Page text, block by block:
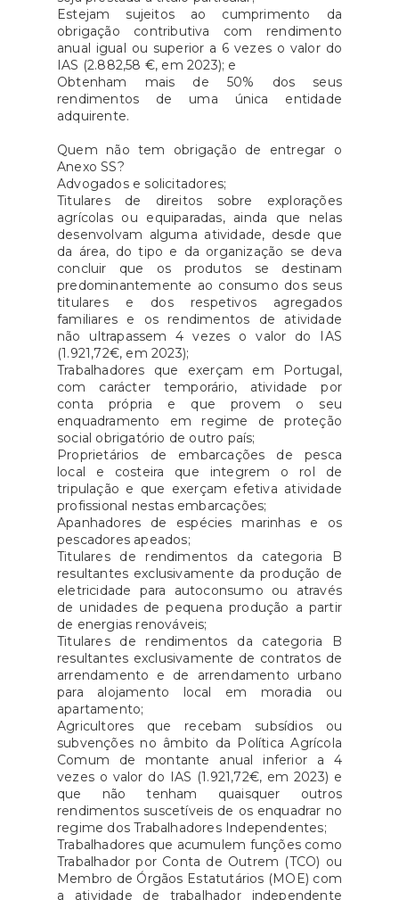
Estejam sujeitos ao cumprimento da
obrigação contributiva com rendimento
anual igual ou superior a 6 vezes o valor do
IAS (2.882,58 €, em 2023); e
Obtenham mais de 50% dos seus
rendimentos de uma única entidade
adquirente.
Quem não tem obrigação de entregar o
Anexo SS?
Advogados e solicitadores;
Titulares de direitos sobre explorações
agrícolas ou equiparadas, ainda que nelas
desenvolvam alguma atividade, desde que
da área, do tipo e da organização se deva
concluir que os produtos se destinam
predominantemente ao consumo dos seus
titulares e dos respetivos agregados
familiares e os rendimentos de atividade
não ultrapassem 4 vezes o valor do IAS
(1.921,72€, em 2023);
Trabalhadores que exerçam em Portugal,
com carácter temporário, atividade por
conta própria e que provem o seu
enquadramento em regime de proteção
social obrigatório de outro país;
Proprietários de embarcações de pesca
local e costeira que integrem o rol de
tripulação e que exerçam efetiva atividade
profissional nestas embarcações;
Apanhadores de espécies marinhas e os
pescadores apeados;
Titulares de rendimentos da categoria B
resultantes exclusivamente da produção de
eletricidade para autoconsumo ou através
de unidades de pequena produção a partir
de energias renováveis;
Titulares de rendimentos da categoria B
resultantes exclusivamente de contratos de
arrendamento e de arrendamento urbano
para alojamento local em moradia ou
apartamento;
Agricultores que recebam subsídios ou
subvenções no âmbito da Política Agrícola
Comum de montante anual inferior a 4
vezes o valor do IAS (1.921,72€, em 2023) e
que não tenham quaisquer outros
rendimentos suscetíveis de os enquadrar no
regime dos Trabalhadores Independentes;
Trabalhadores que acumulem funções como
Trabalhador por Conta de Outrem (TCO) ou
Membro de Órgãos Estatutários (MOE) com
a atividade de trabalhador independente